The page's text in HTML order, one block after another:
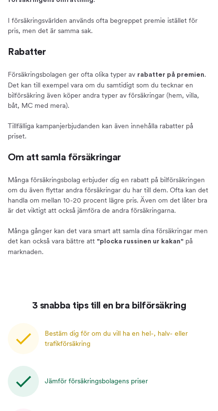
I försäkringsvärlden används ofta begreppet premie istället för
pris, men det är samma sak.
Rabatter
Försäkringsbolagen ger ofta olika typer av rabatter på premien.
Det kan till exempel vara om du samtidigt som du tecknar en
bilförsäkring även köper andra typer av försäkringar (hem, villa,
båt, MC med mera).
Tillfälliga kampanjerbjudanden kan även innehålla rabatter på
priset.
Om att samla försäkringar
Många försäkringsbolag erbjuder dig en rabatt på bilförsäkringen
om du även flyttar andra försäkringar du har till dem. Ofta kan det
handla om mellan 10-20 procent lägre pris. Även om det låter bra
är det viktigt att också jämföra de andra försäkringarna.
Många gånger kan det vara smart att samla dina försäkringar men
det kan också vara bättre att "plocka russinen ur kakan" på
marknaden.
3 snabba tips till en bra bilförsäkring
Bestäm dig för om du vill ha en hel-, halv- eller
trafikförsäkring
Jämför försäkringsbolagens priser